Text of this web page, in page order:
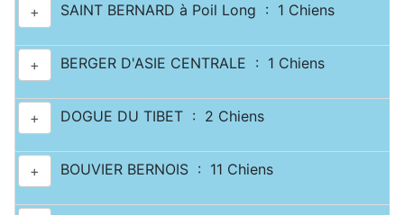
+ SAINT BERNARD à Poil Long : 1 Chiens
+ BERGER D'ASIE CENTRALE : 1 Chiens
+ DOGUE DU TIBET : 2 Chiens
+ BOUVIER BERNOIS : 11 Chiens